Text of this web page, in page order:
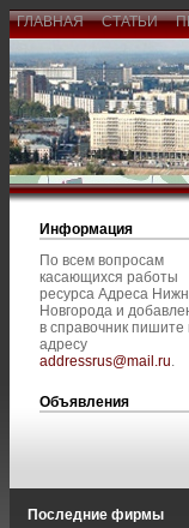
ГЛАВНАЯ СТАТЬИ
Информация
По всем вопросам
касающихся работы
ресурса Адреса
Новгорода и
в справочник пишите
адресу
addressrus@mail.ru.
Объявления
Последние фирмы